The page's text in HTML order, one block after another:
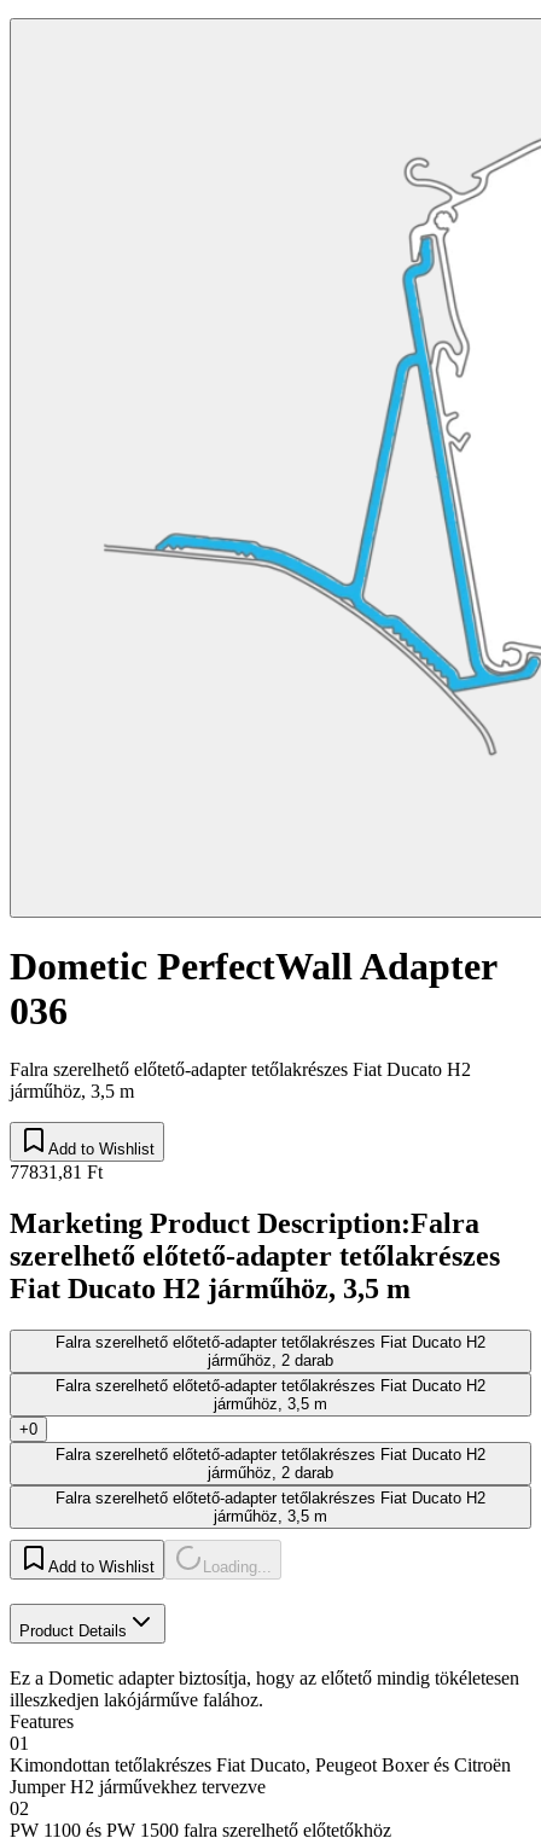
Dometic PerfectWall Adapter
036
Falra szerelhető előtető-adapter tetőlakrészes Fiat Ducato H2
járműhöz, 3,5 m
Add to Wishlist
77831,81 Ft
Marketing Product Description:Falra
szerelhető előtető-adapter tetőlakrészes
Fiat Ducato H2 járműhöz, 3,5 m
Falra szerelhető előtető-adapter tetőlakrészes Fiat Ducato H2
járműhöz, 2 darab
Falra szerelhető előtető-adapter tetőlakrészes Fiat Ducato H2
járműhöz, 3,5 m
+0
Falra szerelhető előtető-adapter tetőlakrészes Fiat Ducato H2
járműhöz, 2 darab
Falra szerelhető előtető-adapter tetőlakrészes Fiat Ducato H2
járműhöz, 3,5 m
Add to Wishlist Loading...
Product Details
Ez a Dometic adapter biztosítja, hogy az előtető mindig tökéletesen
illeszkedjen lakójárműve falához.
Features
01
Kimondottan tetőlakrészes Fiat Ducato, Peugeot Boxer és Citroën
Jumper H2 járművekhez tervezve
02
PW 1100 és PW 1500 falra szerelhető előtetőkhöz